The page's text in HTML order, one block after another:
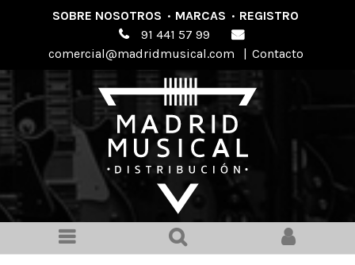
SOBRE NOSOTROS · MARCAS · REGISTRO
91 441 57 99
comercial@madridmusical.com
| Contacto